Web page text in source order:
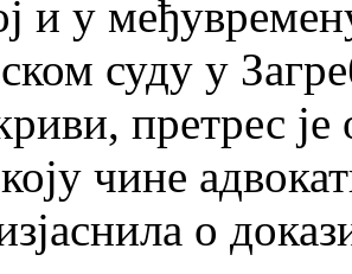
и у
суду у
претрес
чине
о